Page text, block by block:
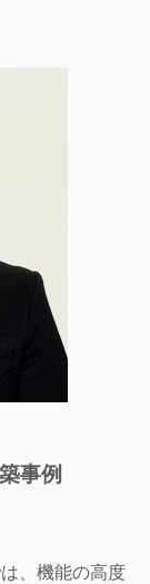
事例
、機能の高度